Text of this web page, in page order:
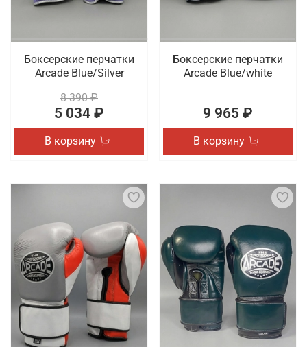
Боксерские перчатки
Arcade Blue/Silver
8 390 ₽
5 034 ₽
В корзину
Боксерские перчатки
Arcade Blue/white
9 965 ₽
В корзину